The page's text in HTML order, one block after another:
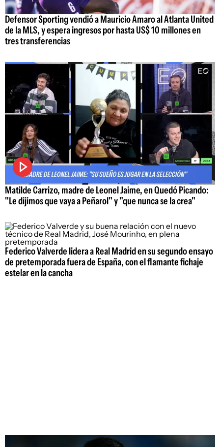
Defensor Sporting vendió a Mauricio Amaro al Atlanta United
de la MLS, y espera ingresos por hasta US$ 10 millones en
tres transferencias
Matilde Carrizo, madre de Leonel Jaime, en Quedó Picando:
"Le dijimos que vaya a Peñarol" y "que nunca se la crea"
Federico Valverde lidera a Real Madrid en su segundo ensayo
de pretemporada fuera de España, con el flamante fichaje
estelar en la cancha